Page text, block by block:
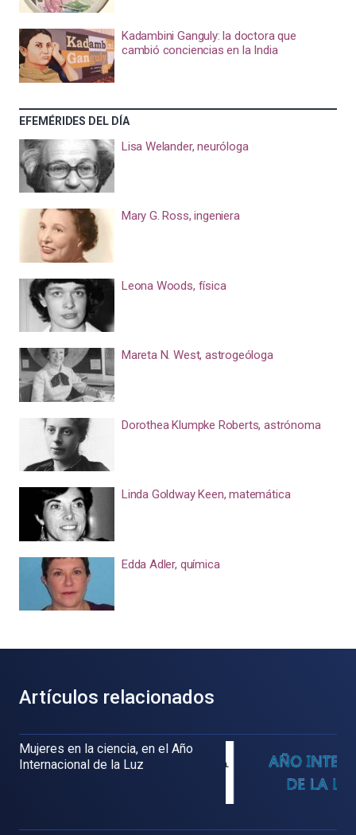
Kadambini Ganguly: la doctora que
cambió conciencias en la India
EFEMÉRIDES DEL DÍA
Lisa Welander, neuróloga
Mary G. Ross, ingeniera
Leona Woods, física
Mareta N. West, astrogeóloga
Dorothea Klumpke Roberts, astrónoma
Linda Goldway Keen, matemática
Edda Adler, química
Artículos relacionados
Mujeres en la ciencia, en el Año
Internacional de la Luz